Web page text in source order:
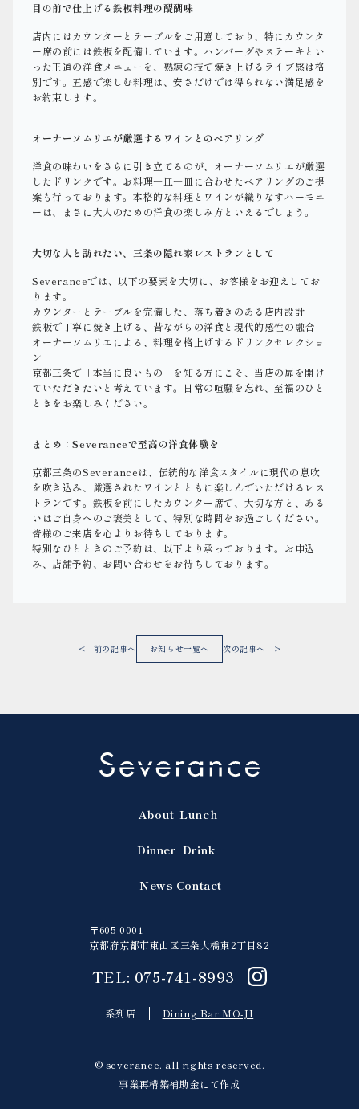
目の前で仕上げる鉄板料理の醍醐味
店内にはカウンターとテーブルをご用意しており、特にカウンタ
ー席の前には鉄板を配備しています。ハンバーグやステーキとい
った王道の洋食メニューを、熟練の技で焼き上げるライブ感は格
別です。五感で楽しむ料理は、安さだけでは得られない満足感を
お約束します。
オーナーソムリエが厳選するワインとのペアリング
洋食の味わいをさらに引き立てるのが、オーナーソムリエが厳選
したドリンクです。お料理一皿一皿に合わせたペアリングのご提
案も行っております。本格的な料理とワインが織りなすハーモニ
ーは、まさに大人のための洋食の楽しみ方といえるでしょう。
大切な人と訪れたい、三条の隠れ家レストランとして
Severanceでは、以下の要素を大切に、お客様をお迎えしてお
ります。
カウンターとテーブルを完備した、落ち着きのある店内設計
鉄板で丁寧に焼き上げる、昔ながらの洋食と現代的感性の融合
オーナーソムリエによる、料理を格上げするドリンクセレクショ
ン
京都三条で「本当に良いもの」を知る方にこそ、当店の扉を開け
ていただきたいと考えています。日常の喧騒を忘れ、至福のひと
ときをお楽しみください。
まとめ：Severanceで至高の洋食体験を
京都三条のSeveranceは、伝統的な洋食スタイルに現代の息吹
を吹き込み、厳選されたワインとともに楽しんでいただけるレス
トランです。鉄板を前にしたカウンター席で、大切な方と、ある
いはご自身へのご褒美として、特別な時間をお過ごしください。
皆様のご来店を心よりお待ちしております。
特別なひとときのご予約は、以下より承っております。お申込
み、店舗予約、お問い合わせをお待ちしております。
< 前の記事へ お知らせ一覧へ 次の記事へ >
About
Dinner
News
Lunch
Drink
Contact
〒605-0001
京都府京都市東山区三条大橋東2丁目82
TEL: 075-741-8993
系列店 Dining Bar MO-JI
© severance. all rights reserved.
事業再構築補助金にて作成